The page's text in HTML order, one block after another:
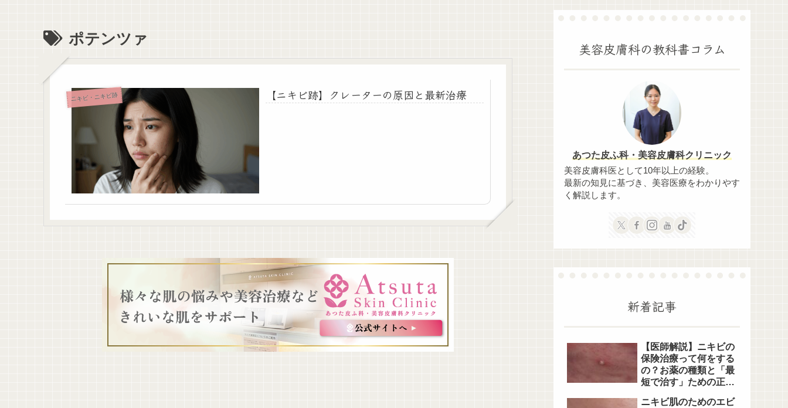
ポテンツァ
ニキビ・ニキビ跡 【ニキビ跡】クレーターの原因と最新治療
美容皮膚科の教科書コラム
あつた皮ふ科・美容皮膚科クリニック
美容皮膚科医として10年以上の経験。
最新の知見に基づき、美容医療をわかりやす
く解説します。
新着記事
【医師解説】ニキビの
保険治療って何をする
の？お薬の種類と「最
短で治す」ための正し
ニキビ肌のためのエビ